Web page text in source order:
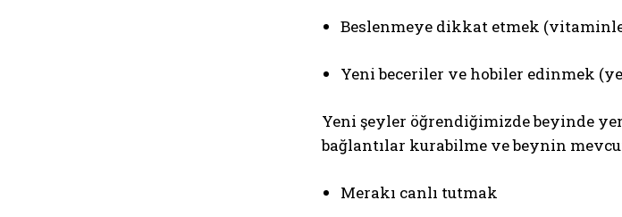
Beslenmeye dikkat etmek
Yeni beceriler ve hobiler edinmek
Yeni şeyler öğrendiğimizde beyinde
bağlantılar kurabilme ve beynin
Merakı canlı tutmak